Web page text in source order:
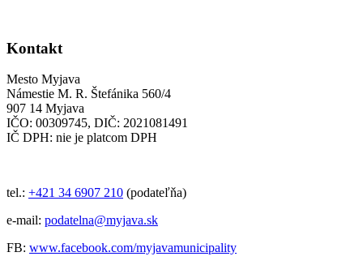
Kontakt
Mesto Myjava
Námestie M. R. Štefánika 560/4
907 14 Myjava
IČO: 00309745, DIČ: 2021081491
IČ DPH: nie je platcom DPH
tel.: +421 34 6907 210 (podateľňa)
e-mail: podatelna@myjava.sk
FB: www.facebook.com/myjavamunicipality